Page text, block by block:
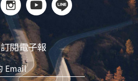
訂閱電子報